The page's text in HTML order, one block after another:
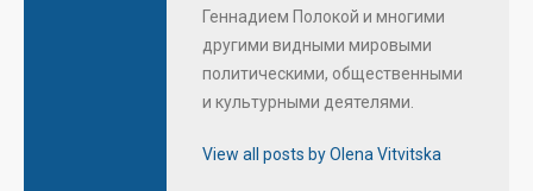
Геннадием Полокой и многими
другими видными мировыми
политическими, общественными
и культурными деятелями.
View all posts by Olena Vitvitska